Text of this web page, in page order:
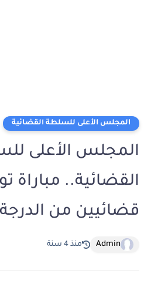
المجلس الأعلى للسلطة القضائية
المجلس الأعلى
القضائية.. مباراة
قضائيين من الدرجة
Admin منذ 4 سنة